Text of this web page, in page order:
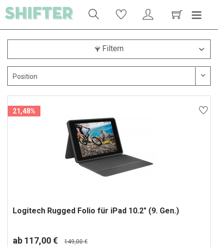
Filtern
21,48%
Logitech Rugged Folio für iPad 10.2" (9. Gen.)
ab 117,00 €
149,00 €